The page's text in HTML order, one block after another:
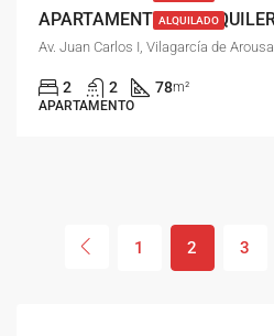
ALQUILADO
Av. Juan Carlos I, Vilagarcía de Arousa
2 2 78m²
APARTAMENTO
1 2 3